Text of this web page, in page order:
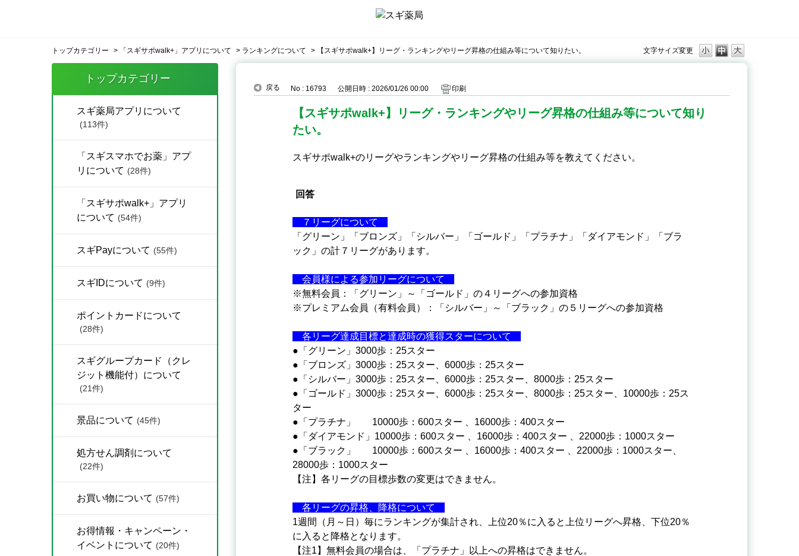
文字サイズ変更
トップカテゴリー > 「スギサポwalk+」アプリについて > ランキングについて > 【スギサポwalk+】リーグ・ランキングやリーグ昇格の仕組み等について知りたい。
トップカテゴリー
スギ薬局アプリについて
(113件)
「スギスマホでお薬」アプ
リについて (28件)
「スギサポwalk+」アプリ
について (54件)
スギPayについて (55件)
スギIDについて (9件)
ポイントカードについて
(28件)
スギグループカード（クレ
ジット機能付）について
(21件)
景品について (45件)
処方せん調剤について
(22件)
お買い物について (57件)
お得情報・キャンペーン・
イベントについて (20件)
戻る No : 16793 公開日時 : 2026/01/26 00:00 印刷
【スギサポwalk+】リーグ・ランキングやリーグ昇格の仕組み等について知り
たい。
スギサポwalk+のリーグやランキングやリーグ昇格の仕組み等を教えてください。
回答
７リーグについて
「グリーン」「ブロンズ」「シルバー」「ゴールド」「プラチナ」「ダイアモンド」「ブラ
ック」の計７リーグがあります。
会員様による参加リーグについて
※無料会員：「グリーン」～「ゴールド」の４リーグへの参加資格
※プレミアム会員（有料会員）：「シルバー」～「ブラック」の５リーグへの参加資格
各リーグ達成目標と達成時の獲得スターについて
●「グリーン」3000歩：25スター
●「ブロンズ」3000歩：25スター、6000歩：25スター
●「シルバー」3000歩：25スター、6000歩：25スター、8000歩：25スター
●「ゴールド」3000歩：25スター、6000歩：25スター、8000歩：25スター、10000歩：25ス
ター
●「プラチナ」 10000歩：600スター 、16000歩：400スター
●「ダイアモンド」10000歩：600スター 、16000歩：400スター 、22000歩：1000スター
●「ブラック」 10000歩：600スター 、16000歩：400スター 、22000歩：1000スター、
28000歩：1000スター
【注】各リーグの目標歩数の変更はできません。
各リーグの昇格、降格について
1週間（月～日）毎にランキングが集計され、上位20％に入ると上位リーグへ昇格、下位20％
に入ると降格となります。
【注1】無料会員の場合は、「プラチナ」以上への昇格はできません。